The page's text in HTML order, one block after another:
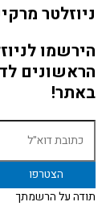
ניוזלטר
הירשמו
הראשונים
באתר!
תודה על הרשמתך